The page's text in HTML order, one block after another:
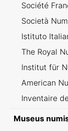
Société
Società
Istituto
The Royal
Institut für
American
Inventaire
Museus